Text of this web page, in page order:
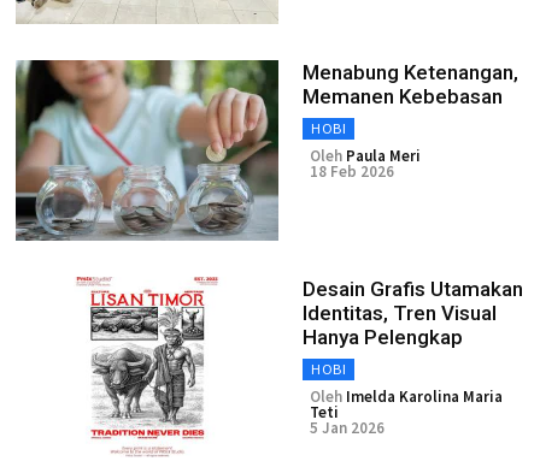
Menabung Ketenangan,
Memanen Kebebasan
HOBI
Oleh Paula Meri
18 Feb 2026
Desain Grafis Utamakan
Identitas, Tren Visual
Hanya Pelengkap
HOBI
Oleh Imelda Karolina Maria
Teti
5 Jan 2026